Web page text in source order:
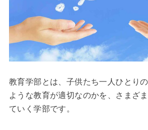
教育学部とは、子供たち一人ひとり
ような教育が適切なのかを、さまざ
ていく学部です。